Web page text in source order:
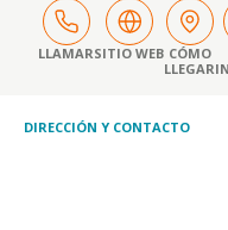
LLAMARSITIO WEB CÓMO
LLEGAR
DIRECCIÓN Y CONTACTO